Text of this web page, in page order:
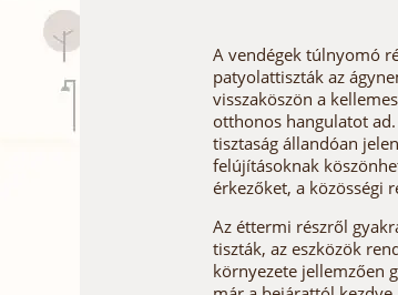
A vendégek túlnyomó
patyolattiszták az
visszaköszön a
otthonos hangulatot
tisztaság állandóan
felújításoknak
érkezőket, a közösségi
Az éttermi részről
tiszták, az eszközök
környezete jellemzően